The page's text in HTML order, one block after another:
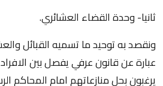
ثانيا- وحدة القضاء العشائري.
ونقصد به توحيد ما تسميه القبائل
عبارة عن قانون عرفي يفصل بين
يرغبون بحل منازعاتهم امام المحاكم